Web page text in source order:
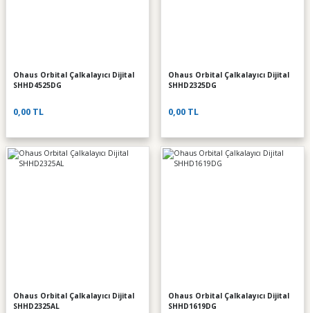
Ohaus Orbital Çalkalayıcı Dijital
SHHD4525DG
0,00 TL
Ohaus Orbital Çalkalayıcı Dijital
SHHD2325DG
0,00 TL
Ohaus Orbital Çalkalayıcı Dijital
SHHD2325AL
Ohaus Orbital Çalkalayıcı Dijital
SHHD1619DG